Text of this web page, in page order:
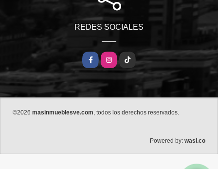
REDES SOCIALES
FacebookInstagramTikTok
©2026 masinmueblesve.com , todos los derechos reservados.
Powered by: wasi.co